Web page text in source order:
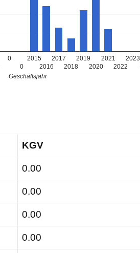
0
0
2015
2016
2017
2018
2019
2020
2021
2022
2023
Geschäftsjahr
KGV
0.00
0.00
0.00
0.00